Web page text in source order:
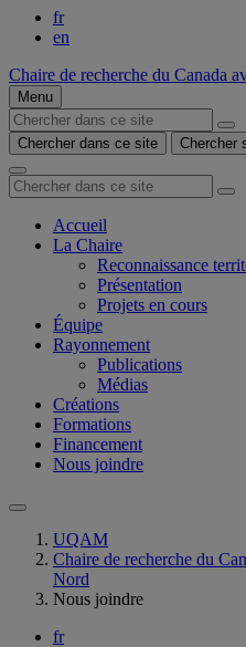
fr
en
Chaire de recherche du Canada
Menu
Chercher dans ce site Chercher
Accueil
La Chaire
Reconnaissance
Présentation
Projets en cours
Équipe
Rayonnement
Publications
Médias
Créations
Formations
Financement
Nous joindre
UQAM
Chaire de recherche du
Nord
Nous joindre
fr